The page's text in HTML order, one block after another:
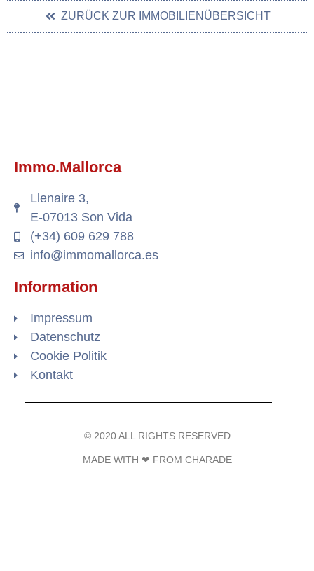
ZURÜCK ZUR IMMOBILIENÜBERSICHT
Immo.Mallorca
Llenaire 3,
E-07013 Son Vida
(+34) 609 629 788
info@immomallorca.es
Information
Impressum
Datenschutz
Cookie Politik
Kontakt
© 2020 ALL RIGHTS RESERVED​
MADE WITH ❤ FROM CHARADE